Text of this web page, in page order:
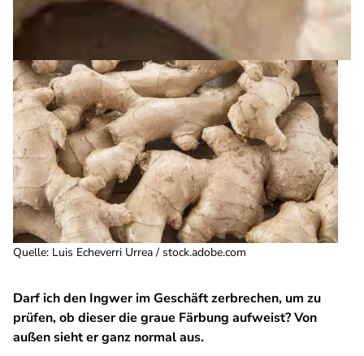
Quelle: Luis Echeverri Urrea / stock.adobe.com
Darf ich den Ingwer im Geschäft zerbrechen, um zu
prüfen, ob dieser die graue Färbung aufweist? Von
außen sieht er ganz normal aus.